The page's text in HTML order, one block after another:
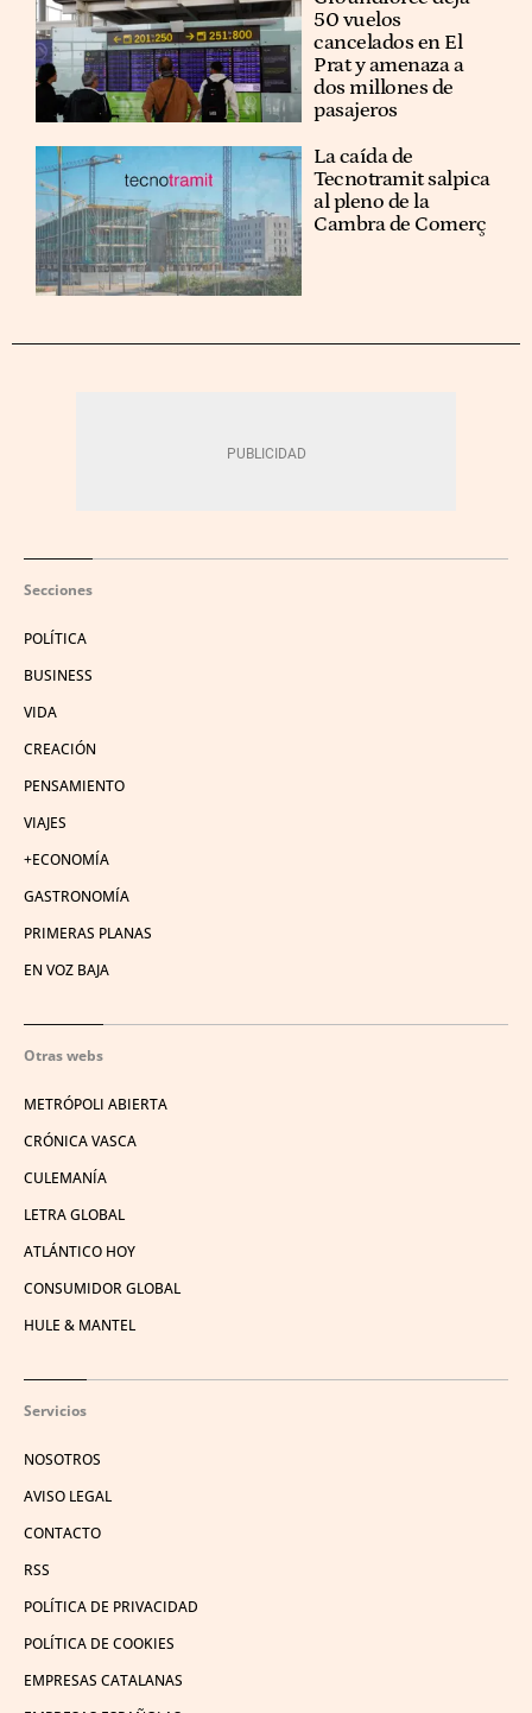
50 vuelos
cancelados en El
Prat y amenaza a
dos millones de
pasajeros
La caída de
Tecnotramit salpica
al pleno de la
Cambra de Comerç
Secciones
POLÍTICA
BUSINESS
VIDA
CREACIÓN
PENSAMIENTO
VIAJES
+ECONOMÍA
GASTRONOMÍA
PRIMERAS PLANAS
EN VOZ BAJA
Otras webs
METRÓPOLI ABIERTA
CRÓNICA VASCA
CULEMANÍA
LETRA GLOBAL
ATLÁNTICO HOY
CONSUMIDOR GLOBAL
HULE & MANTEL
Servicios
NOSOTROS
AVISO LEGAL
CONTACTO
RSS
POLÍTICA DE PRIVACIDAD
POLÍTICA DE COOKIES
EMPRESAS CATALANAS